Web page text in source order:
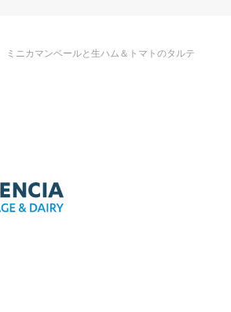
ミニカマンベールと生ハム＆トマトのタルテ